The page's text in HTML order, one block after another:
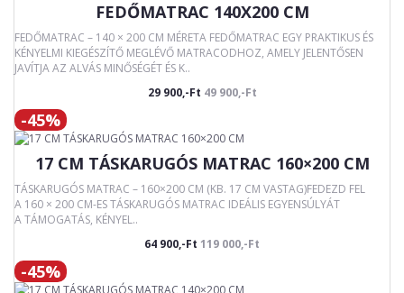
FEDŐMATRAC 140X200 CM
FEDŐMATRAC – 140 × 200 CM MÉRETA FEDŐMATRAC EGY PRAKTIKUS ÉS
KÉNYELMI KIEGÉSZÍTŐ MEGLÉVŐ MATRACODHOZ, AMELY JELENTŐSEN
JAVÍTJA AZ ALVÁS MINŐSÉGÉT ÉS K..
29 900,-Ft 49 900,-Ft
-45%
17 CM TÁSKARUGÓS MATRAC 160×200 CM
TÁSKARUGÓS MATRAC – 160×200 CM (KB. 17 CM VASTAG)FEDEZD FEL
A 160 × 200 CM-ES TÁSKARUGÓS MATRAC IDEÁLIS EGYENSÚLYÁT
A TÁMOGATÁS, KÉNYEL..
64 900,-Ft 119 000,-Ft
-45%